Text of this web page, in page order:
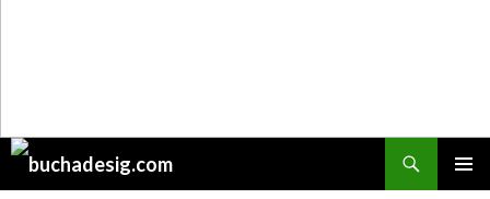
Поиск